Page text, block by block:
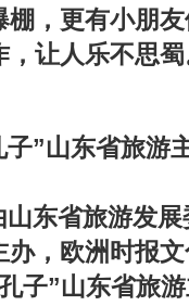
，更有小朋
，让人乐不思
”山东省旅游
东省旅游发
，欧洲时报
子”山东省旅